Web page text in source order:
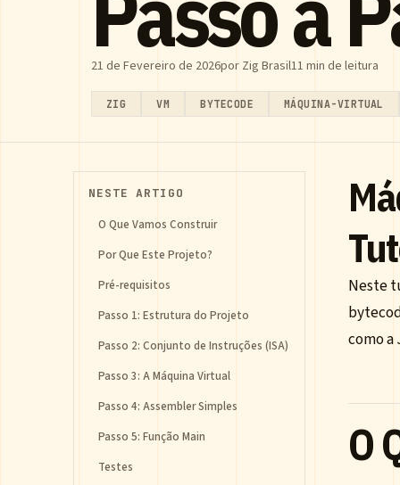
21 de Fevereiro de 2026por Zig Brasil11 min de leitura
ZIG VM BYTECODE MÁQUINA-VIRTUAL
NESTE ARTIGO
O Que Vamos Construir
Por Que Este Projeto?
Pré-requisitos
Passo 1: Estrutura do Projeto
Passo 2: Conjunto de Instruções (ISA)
Passo 3: A Máquina Virtual
Passo 4: Assembler Simples
Passo 5: Função Main
Testes
Neste
como a
O